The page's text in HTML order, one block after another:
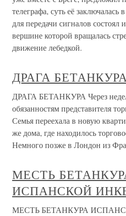
телеграфа, суть её
для передачи сигналов состоял
вершине которой вращалась
движение лебедкой.
ДРАГА
ДРАГА БЕТАНКУРА Через
обязанностям представителя
Семья переехала в новую
же дома, где находилось
Немного позже в Лондон из
МЕСТЬ
ИСПАНСКОЙ
МЕСТЬ БЕТАНКУРА